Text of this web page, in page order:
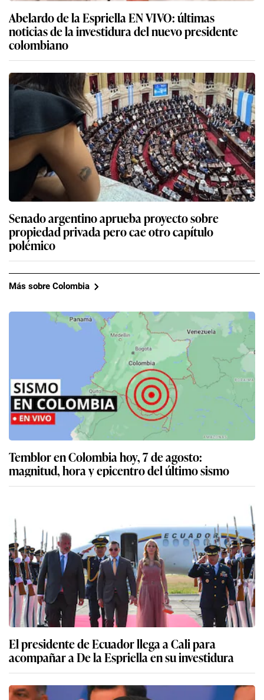
Abelardo de la Espriella EN VIVO: últimas
noticias de la investidura del nuevo presidente
colombiano
Senado argentino aprueba proyecto sobre
propiedad privada pero cae otro capítulo
polémico
Más sobre Colombia
Temblor en Colombia hoy, 7 de agosto:
magnitud, hora y epicentro del último sismo
El presidente de Ecuador llega a Cali para
acompañar a De la Espriella en su investidura